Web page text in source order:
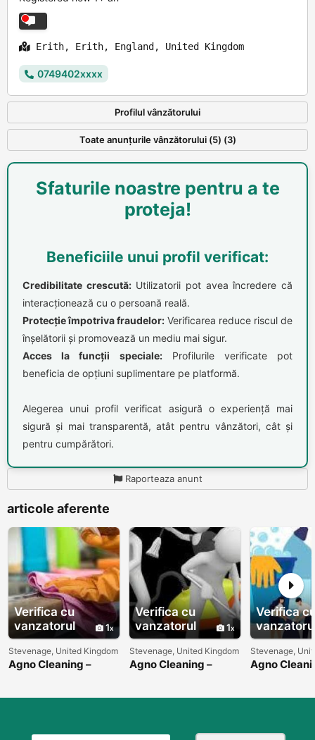
Erith, Erith, England, United Kingdom
0749402xxxx
Profilul vânzătorului
Toate anunțurile vânzătorului (5) (3)
Sfaturile noastre pentru a te
proteja!
Beneficiile unui profil verificat:
Credibilitate crescută:Utilizatorii pot avea încredere că
interacționează cu o persoană reală.
Protecție împotriva fraudelor: Verificarea reduce riscul de
înșelătorii și promovează un mediu mai sigur.
Acces la funcții speciale:Profilurile verificate pot
beneficia de opțiuni suplimentare pe platformă.
Alegerea unui profil verificat asigură o experiență mai
sigură și mai transparentă, atât pentru vânzători, cât și
pentru cumpărători.
Raporteaza anunt
articole aferente
Verifica cu
vanzatorul
1
Stevenage, United Kingdom
Agno Cleaning –
Curățenie de
Casa Ta
Verifica cu
vanzatorul
1
Stevenage, United Kingdom
Agno Cleaning –
Curățenie Rapidă și
Biroul Tău
Verifica
Stevenage,
Agno
Soluția